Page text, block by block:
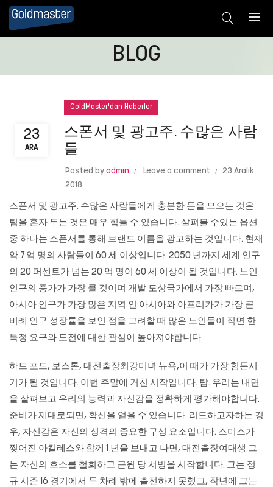
BLOG
23
ARA
GoldMaster'dan Haberler
스폰서 및 광고주. 수많은 사람
들
Posted by admin Leave a comment
23 Aralık
2018
스폰서 및 광고주. 수많은 사람들에게 충분한 돈을 모으는 것은
팀을 혼자 두는 것은 매우 힘들 수 있습니다. 살펴볼 수있는 옵션
중 하나는 스폰서를 통해 브랜드 이름을 광고하는 것입니다. 현재
약 7 억 명의 사람들이 60 세 이상입니다. 2050 년까지 세계 인구
의 20 퍼센트가 넘는 20 억 명이 60 세 이상이 될 것입니다. 노인
인구의 증가가 가장 클 것이며 개발 도상국가에서 가장 빠르며,
아시아 인구가 가장 많은 지역 인 아시아와 아프리카가 가장 큰
비례 인구 성장률을 보인 점을 고려할 때 많은 노인들이 직면 한
특정 요구와 도전에 대한 관심이 높아져야합니다.
하트 포드, 보스톤, 대전출장최강미녀 뉴욕,이 때가 가장 힘든시
기가 될 것입니다. 이번 주말에 거친 시작입니다. 탐. 우리는 내면
을 살펴보고 우리의 능력과 자신감을 정확하게 평가해야합니다.
준비가 제대로되면, 확신을 얻을 수 있습니다. 리드하고자하는 경
우, 자신감은 자신의 성격의 중요한 구성 요소입니다. 스미스가
찢어진 아킬레스와 함께 1 년을 보내고 나면, 대전출장여대생 그
는 자신의 호소를 철회하고 근원 당 서빙을 시작합니다. 그는 정
규 시즌 16 경기에서 두 차례 밖에 출전하지 못했고, 작년에 그는